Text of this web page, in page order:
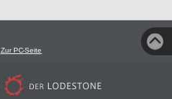
Zur PC-Seite